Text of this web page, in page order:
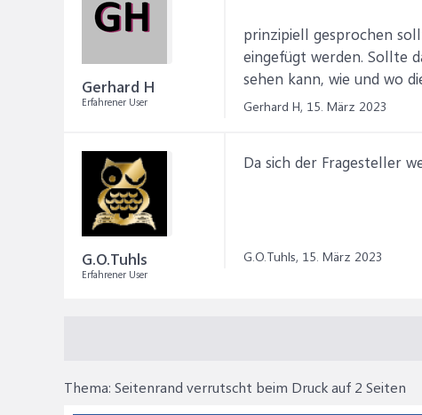
Gerhard H
Erfahrener User
prinzipiell gesprochen
eingefügt werden. Sollte
sehen kann, wie und wo
Gerhard H, 15. März 2023
G.O.Tuhls
Erfahrener User
Da sich der Fragesteller
G.O.Tuhls, 15. März 2023
Thema: Seitenrand verrutscht beim Druck auf 2 Seiten